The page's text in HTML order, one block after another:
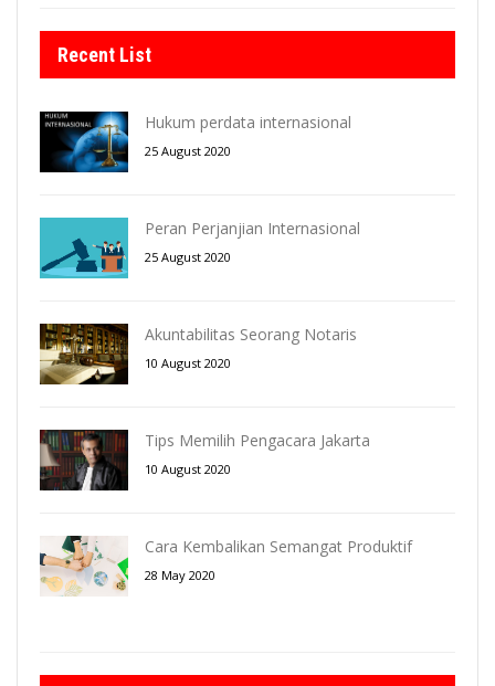
Recent List
Hukum perdata internasional
25 August 2020
Peran Perjanjian Internasional
25 August 2020
Akuntabilitas Seorang Notaris
10 August 2020
Tips Memilih Pengacara Jakarta
10 August 2020
Cara Kembalikan Semangat Produktif
28 May 2020